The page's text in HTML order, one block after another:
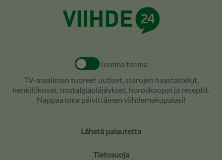
Tumma teema
TV-maailman tuoreet uutiset, starojen haastattelut,
henkilökuvat, nostalgiapläjäykset, horoskooppi ja reseptit.
Nappaa oma päivittäinen viihdemakupalasi!
Lähetä palautetta
Tietosuoja